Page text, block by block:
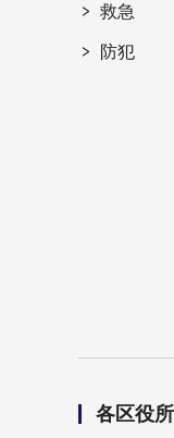
救急
防犯
各区役